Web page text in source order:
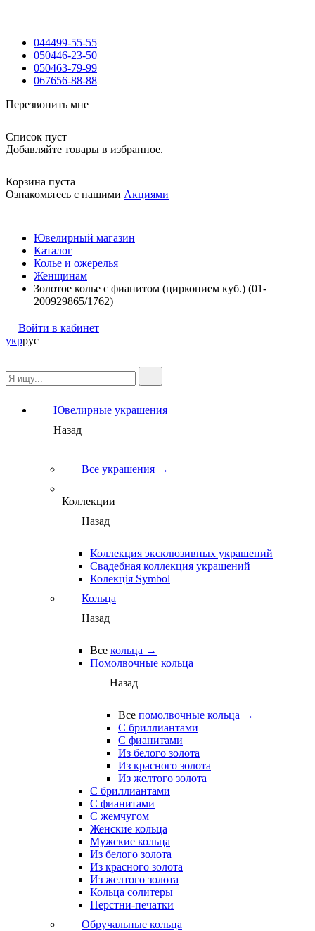
044499-55-55
050446-23-50
050463-79-99
067656-88-88
Перезвонить мне
Список пуст
Добавляйте товары в избранное.
Корзина пуста
Ознакомьтесь с нашими Акциями
Ювелирный магазин
Каталог
Колье и ожерелья
Женщинам
Золотое колье с фианитом (цирконием куб.) (01-
200929865/1762)
Войти в кабинет
укррус
Ювелирные украшения
Назад
Все украшения →
Коллекции
Назад
Коллекция эксклюзивных украшений
Свадебная коллекция украшений
Колекція Symbol
Кольца
Назад
Все кольца →
Помолвочные кольца
Назад
Все помолвочные кольца →
С бриллиантами
С фианитами
Из белого золота
Из красного золота
Из желтого золота
С бриллиантами
С фианитами
С жемчугом
Женские кольца
Мужские кольца
Из белого золота
Из красного золота
Из желтого золота
Кольца солитеры
Перстни-печатки
Обручальные кольца